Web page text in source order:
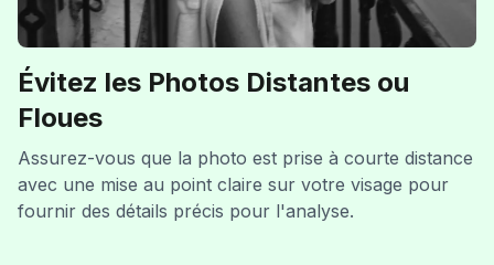
Évitez les Photos Distantes ou
Floues
Assurez-vous que la photo est prise à courte distance
avec une mise au point claire sur votre visage pour
fournir des détails précis pour l'analyse.